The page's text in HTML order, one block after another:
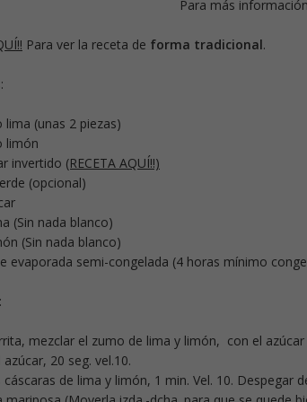
Para más información
Para ver la receta de forma tradicional.
lima (unas 2 piezas)
limón
invertido (RECETA AQUÍ!!)
(opcional)
(Sin nada blanco)
(Sin nada blanco)
evaporada semi-congelada (4 horas mínimo
mezclar el zumo de lima y limón, con el
20 seg. vel.10.
cáscaras de lima y limón, 1 min. Vel. 10. Despegar